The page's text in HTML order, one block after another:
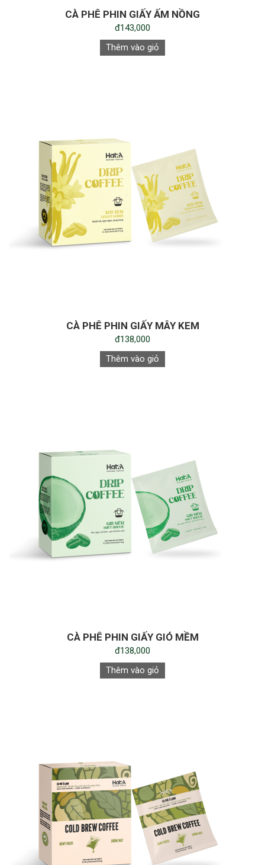
CÀ PHÊ PHIN GIẤY ẤM NỒNG
đ143,000
Thêm vào giỏ
CÀ PHÊ PHIN GIẤY MÂY KEM
đ138,000
Thêm vào giỏ
CÀ PHÊ PHIN GIẤY GIÓ MỀM
đ138,000
Thêm vào giỏ